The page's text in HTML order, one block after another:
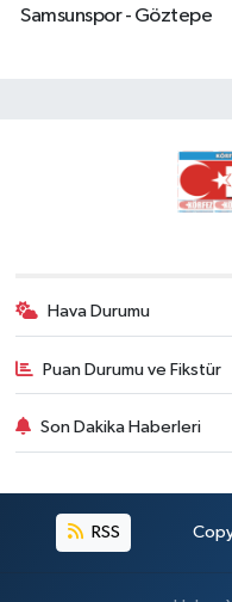
Samsunspor - Göztepe
Hava Durumu
Puan Durumu ve Fikstür
Son Dakika Haberleri
RSS